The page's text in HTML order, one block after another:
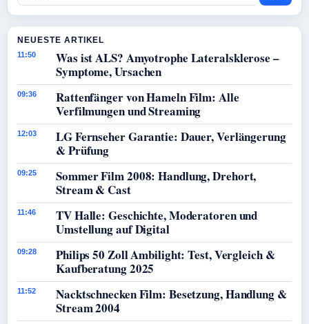
NEUESTE ARTIKEL
11:50
Was ist ALS? Amyotrophe Lateralsklerose –
Symptome, Ursachen
09:36
Rattenfänger von Hameln Film: Alle
Verfilmungen und Streaming
12:03
LG Fernseher Garantie: Dauer, Verlängerung
& Prüfung
09:25
Sommer Film 2008: Handlung, Drehort,
Stream & Cast
11:46
TV Halle: Geschichte, Moderatoren und
Umstellung auf Digital
09:28
Philips 50 Zoll Ambilight: Test, Vergleich &
Kaufberatung 2025
11:52
Nacktschnecken Film: Besetzung, Handlung &
Stream 2004